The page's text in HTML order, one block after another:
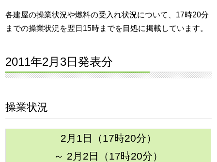
各建屋の操業状況や燃料の受入れ状況について、17時20分
までの操業状況を翌日15時までを目処に掲載しています。
2011年2月3日発表分
操業状況
2月1日（17時20分）
～ 2月2日（17時20分）